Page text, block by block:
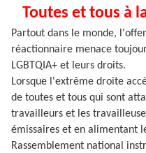
Toutes et tous à
Partout dans le monde,
réactionnaire menace
LGBTQIA+ et leurs droits.
Lorsque l'extrême droite
de toutes et tous qui sont
travailleurs et les
émissaires et en alimentant
Rassemblement national